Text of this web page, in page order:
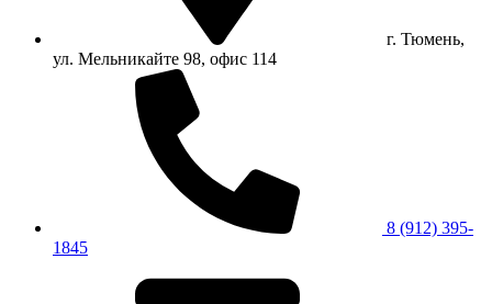
г. Тюмень,
ул. Мельникайте 98, офис 114
8 (912) 395-
1845